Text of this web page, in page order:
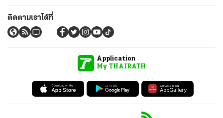
ติดตามเราได้ที่
Application
My THAIRATH